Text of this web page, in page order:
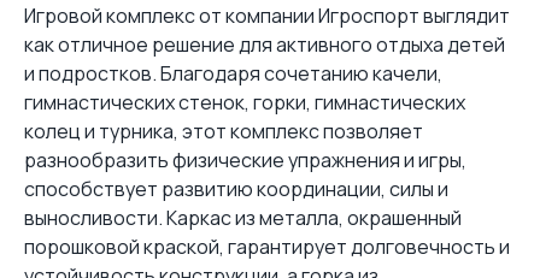
Игровой комплекс от компании Игроспорт выглядит
как отличное решение для активного отдыха детей
и подростков. Благодаря сочетанию качели,
гимнастических стенок, горки, гимнастических
колец и турника, этот комплекс позволяет
разнообразить физические упражнения и игры,
способствует развитию координации, силы и
выносливости. Каркас из металла, окрашенный
порошковой краской, гарантирует долговечность и